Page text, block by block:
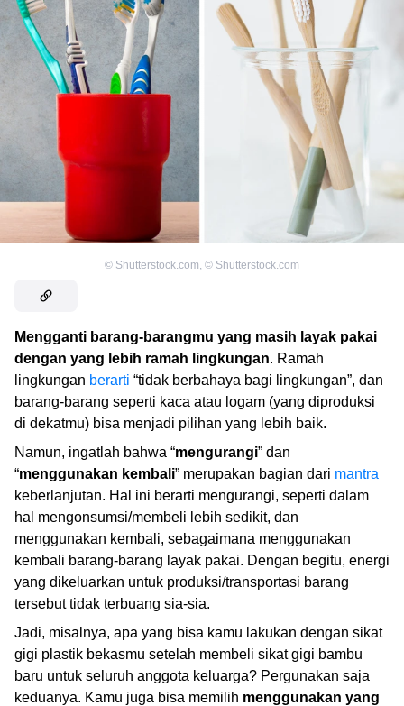
© Shutterstock.com © Shutterstock.com
Mengganti barang-barangmu yang masih layak pakai
dengan yang lebih ramah lingkungan. Ramah
lingkungan berarti “tidak berbahaya bagi lingkungan”, dan
barang-barang seperti kaca atau logam (yang diproduksi
di dekatmu) bisa menjadi pilihan yang lebih baik.
Namun, ingatlah bahwa “mengurangi” dan
“menggunakan kembali” merupakan bagian dari mantra
keberlanjutan. Hal ini berarti mengurangi, seperti dalam
hal mengonsumsi/membeli lebih sedikit, dan
menggunakan kembali, sebagaimana menggunakan
kembali barang-barang layak pakai. Dengan begitu, energi
yang dikeluarkan untuk produksi/transportasi barang
tersebut tidak terbuang sia-sia.
Jadi, misalnya, apa yang bisa kamu lakukan dengan sikat
gigi plastik bekasmu setelah membeli sikat gigi bambu
baru untuk seluruh anggota keluarga? Pergunakan saja
keduanya. Kamu juga bisa memilih menggunakan yang